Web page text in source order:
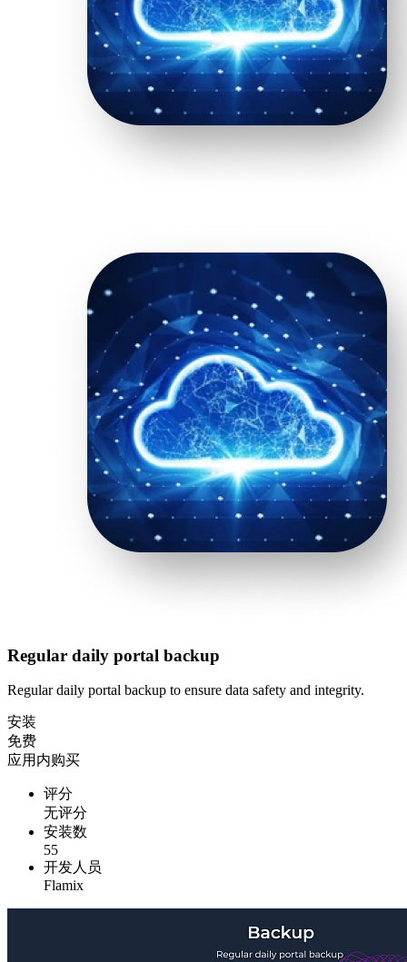
Regular daily portal backup
Regular daily portal backup to ensure data safety and integrity.
安装
免费
应用内购买
评分
无评分
安装数
55
开发人员
Flamix